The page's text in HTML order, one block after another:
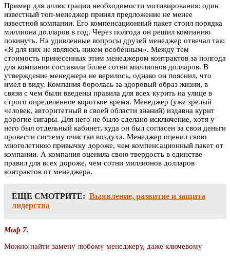
Пример для иллюстрации необходимости мотивирования: один
известный топ-менеджер принял предложение не менее
известной компании. Его компенсационный пакет стоил порядка
миллиона долларов в год. Через полгода он решил компанию
покинуть. На удивленные вопросы друзей менеджер отвечал так:
«Я для них не являюсь никем особенным». Между тем
стоимость принесенных этим менеджером контрактов за полгода
для компании составила более сотни миллионов долларов. В
утверждение менеджера не верилось, однако он пояснил, что
имел в виду. Компания боролась за здоровый образ жизни, в
связи с чем были введены правила для всех курить на улице в
строго определенное короткое время. Менеджер (уже зрелый
человек, авторитетный в своей области знаний) издавна курит
дорогие сигары. Для него не было сделано исключение, хотя у
него был отдельный кабинет, куда он был согласен за свои деньги
провести систему очистки воздуха. Менеджер оценил свою
многолетнюю привычку дороже, чем компенсационный пакет от
компании. А компания оценила свою твердость в единстве
правил для всех дороже, чем сотни миллионов долларов
контрактов от менеджера.
ЕЩЕ СМОТРИТЕ: Выявление, развитие и защита
лидерства
Миф 7.
Можно найти замену любому менеджеру, даже ключевому